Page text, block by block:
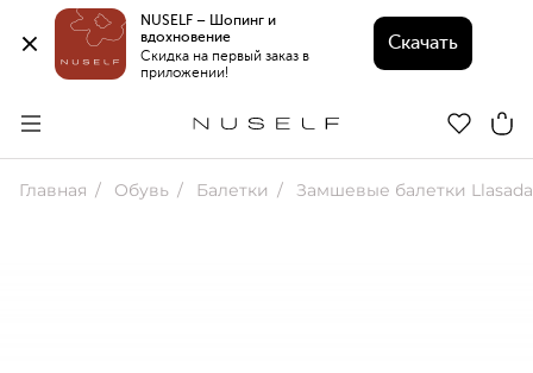
NUSELF – Шопинг и
вдохновение
Скидка на первый заказ в
приложении!
Скачать
Главная Обувь Балетки Замшевые балетки Llasada